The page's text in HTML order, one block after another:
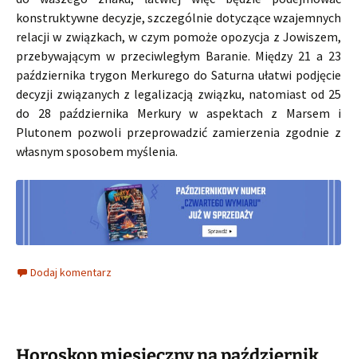
konstruktywne decyzje, szczególnie dotyczące wzajemnych
relacji w związkach, w czym pomoże opozycja z Jowiszem,
przebywającym w przeciwległym Baranie. Między 21 a 23
października trygon Merkurego do Saturna ułatwi podjęcie
decyzji związanych z legalizacją związku, natomiast od 25
do 28 października Merkury w aspektach z Marsem i
Plutonem pozwoli przeprowadzić zamierzenia zgodnie z
własnym sposobem myślenia.
Dodaj komentarz